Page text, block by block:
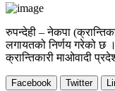
रुपन्देही – नेकपा
लगायतको निर्णय गरेको छ
क्रान्तिकारी माओवादी
Facebook Twitter